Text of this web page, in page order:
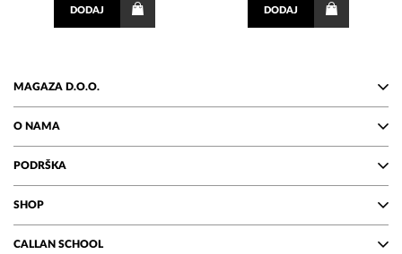
DODAJ DODAJ
MAGAZA D.O.O.
O NAMA
PODRŠKA
SHOP
CALLAN SCHOOL